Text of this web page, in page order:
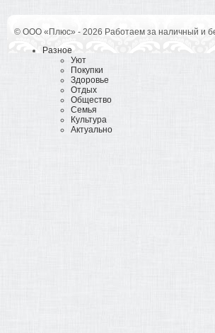
© ООО «Плюс» - 2026 Работаем за наличный и
Разное
Уют
Покупки
Здоровье
Отдых
Общество
Семья
Культура
Актуально